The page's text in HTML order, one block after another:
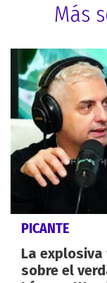
Más
PICANTE
La
sobre el